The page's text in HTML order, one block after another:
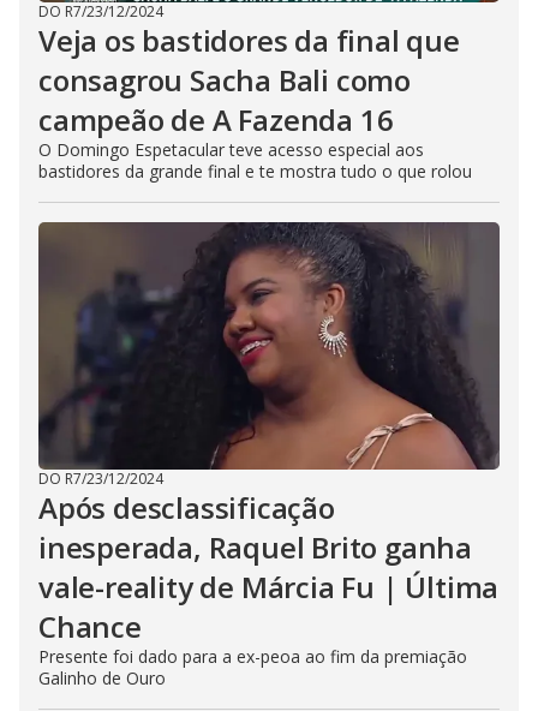
DO R7/23/12/2024
Veja os bastidores da final que
consagrou Sacha Bali como
campeão de A Fazenda 16
O Domingo Espetacular teve acesso especial aos
bastidores da grande final e te mostra tudo o que rolou
DO R7/23/12/2024
Após desclassificação
inesperada, Raquel Brito ganha
vale-reality de Márcia Fu | Última
Chance
Presente foi dado para a ex-peoa ao fim da premiação
Galinho de Ouro